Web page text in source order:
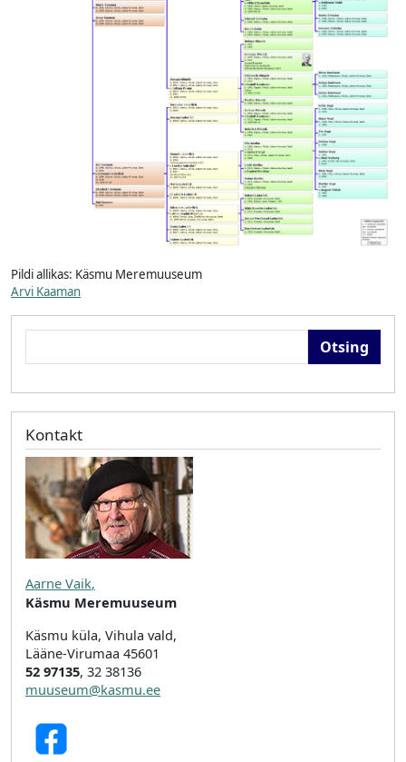
Pildi allikas: Käsmu Meremuuseum
Arvi Kaaman
Kontakt
Aarne Vaik,
Käsmu Meremuuseum
Käsmu küla, Vihula vald,
Lääne-Virumaa 45601
52 97135, 32 38136
muuseum@kasmu.ee